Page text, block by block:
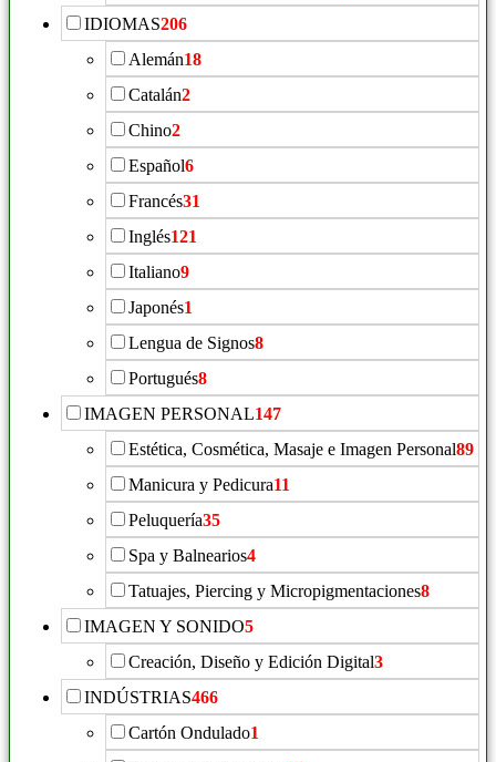
IDIOMAS206
Alemán18
Catalán2
Chino2
Español6
Francés31
Inglés121
Italiano9
Japonés1
Lengua de Signos8
Portugués8
IMAGEN PERSONAL147
Estética, Cosmética, Masaje e Imagen Personal89
Manicura y Pedicura11
Peluquería35
Spa y Balnearios4
Tatuajes, Piercing y Micropigmentaciones8
IMAGEN Y SONIDO5
Creación, Diseño y Edición Digital3
INDÚSTRIAS466
Cartón Ondulado1